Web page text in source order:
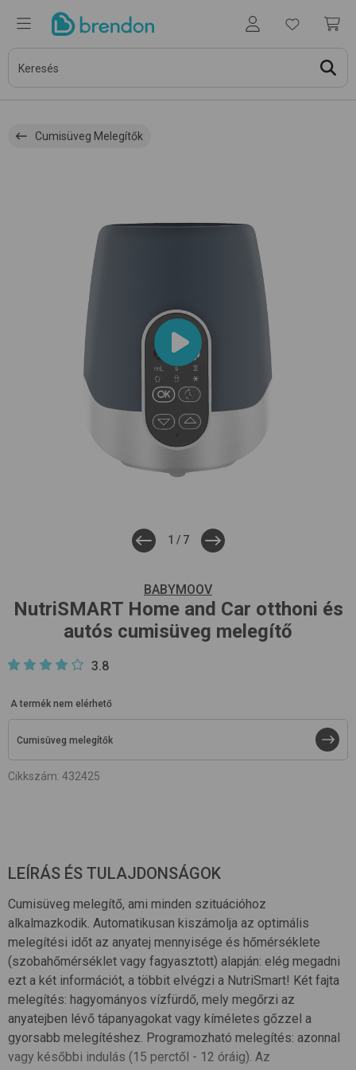
Cumisüveg Melegítők
1 / 7
BABYMOOV
NutriSMART Home and Car otthoni és
autós cumisüveg melegítő
3.8
A termék nem elérhető
Cumisüveg melegítők
Cikkszám: 432425
LEÍRÁS ÉS TULAJDONSÁGOK
Cumisüveg melegítő, ami minden szituációhoz
alkalmazkodik. Automatikusan kiszámolja az optimális
melegítési időt az anyatej mennyisége és hőmérséklete
(szobahőmérséklet vagy fagyasztott) alapján: elég megadni
ezt a két információt, a többit elvégzi a NutriSmart! Két fajta
melegítés: hagyományos vízfürdő, mely megőrzi az
anyatejben lévő tápanyagokat vagy kíméletes gőzzel a
gyorsabb melegítéshez. Programozható melegítés: azonnal
vagy későbbi indulás (15 perctől - 12 óráig). Az